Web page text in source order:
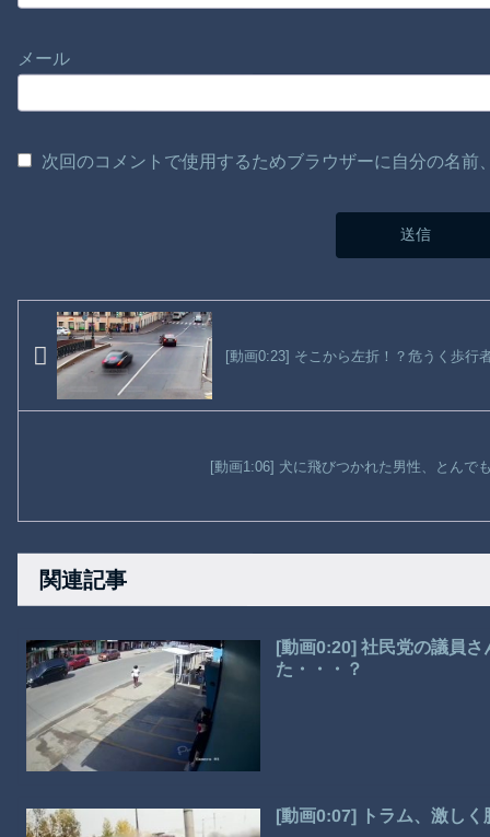
メール
次回のコメントで使用するためブラウザーに自分の名
[動画0:23] そこから左折！？危うく歩行
[動画1:06] 犬に飛びつかれた男性、とんで
関連記事
[動画0:20] 社民党の議員
た・・・？
[動画0:07] トラム、激しく